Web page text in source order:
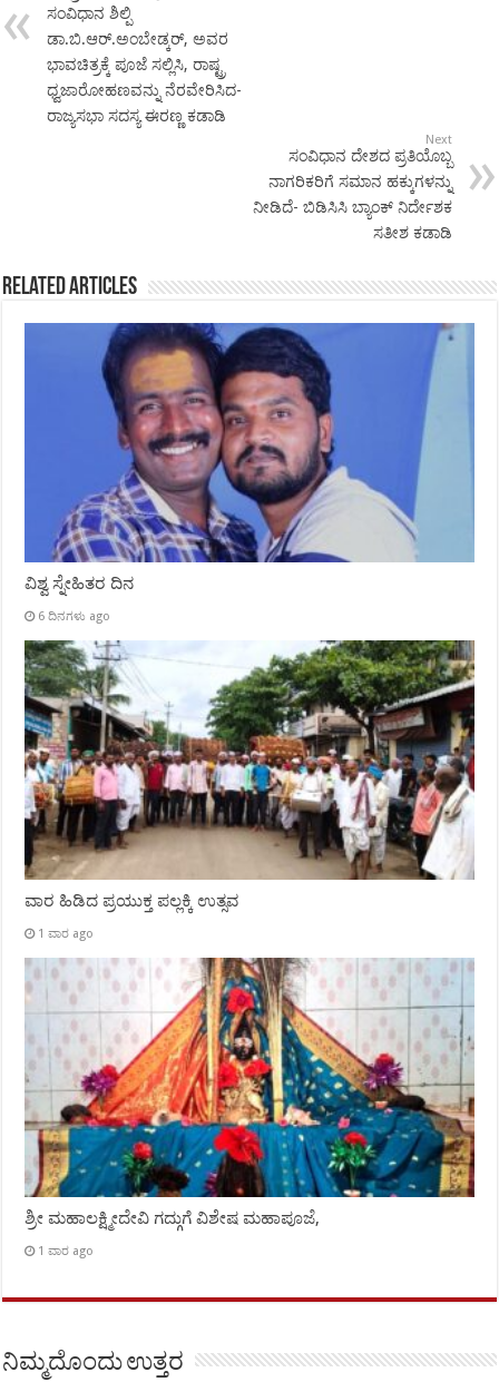
ಸಂವಿಧಾನ ಶಿಲ್ಪಿ
ಡಾ.ಬಿ.ಆರ್.ಅಂಬೇಡ್ಕರ್, ಅವರ
ಭಾವಚಿತ್ರಕ್ಕೆ ಪೂಜೆ ಸಲ್ಲಿಸಿ, ರಾಷ್ಟ್ರ
ಧ್ವಜಾರೋಹಣವನ್ನು ನೆರವೇರಿಸಿದ-
ರಾಜ್ಯಸಭಾ ಸದಸ್ಯ ಈರಣ್ಣ ಕಡಾಡಿ
Next
ಸಂವಿಧಾನ ದೇಶದ ಪ್ರತಿಯೊಬ್ಬ
ನಾಗರಿಕರಿಗೆ ಸಮಾನ ಹಕ್ಕುಗಳನ್ನು
ನೀಡಿದೆ- ಬಿಡಿಸಿಸಿ ಬ್ಯಾಂಕ್ ನಿರ್ದೇಶಕ
ಸತೀಶ ಕಡಾಡಿ
Related Articles
ವಿಶ್ವ ಸ್ನೇಹಿತರ ದಿನ
6 ದಿನಗಳು ago
ವಾರ ಹಿಡಿದ ಪ್ರಯುಕ್ತ ಪಲ್ಲಕ್ಕಿ ಉತ್ಸವ
1 ವಾರ ago
ಶ್ರೀ ಮಹಾಲಕ್ಷ್ಮೀದೇವಿ ಗದ್ಗುಗೆ ವಿಶೇಷ ಮಹಾಪೂಜೆ,
1 ವಾರ ago
ನಿಮ್ಮದೊಂದು ಉತ್ತರ